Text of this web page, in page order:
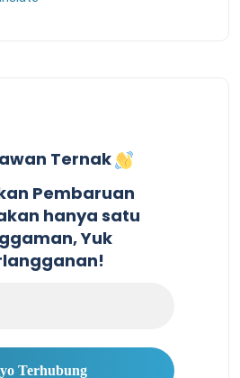
Ternak
Pembaruan
hanya satu
Yuk